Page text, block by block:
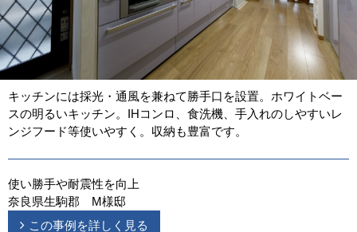
キッチンには採光・通風を兼ねて勝手口を設置。ホワイトベー
スの明るいキッチン。IHコンロ、食洗機、手入れのしやすいレ
ンジフード等使いやすく。収納も豊富です。
使い勝手や耐震性を向上
奈良県生駒郡 M様邸
この事例を詳しく見る